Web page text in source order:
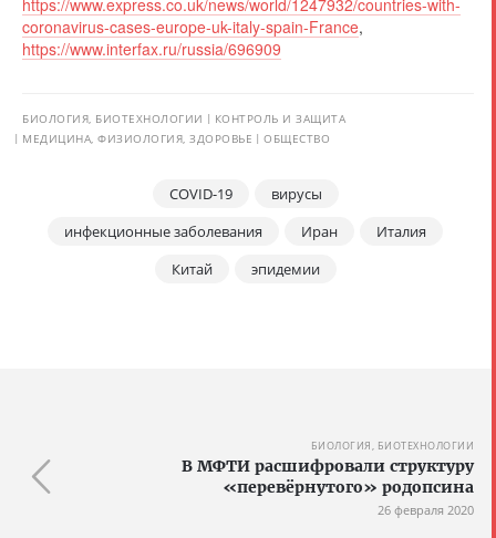
coronavirus-cases-europe-uk-italy-spain-France,
https://www.interfax.ru/russia/696909
БИОЛОГИЯ, БИОТЕХНОЛОГИИ
КОНТРОЛЬ И ЗАЩИТА
МЕДИЦИНА, ФИЗИОЛОГИЯ, ЗДОРОВЬЕ
ОБЩЕСТВО
COVID-19
вирусы
инфекционные заболевания
Иран
Италия
Китай
эпидемии
БИОЛОГИЯ, БИОТЕХНОЛОГИИ
В МФТИ расшифровали структуру
«перевёрнутого» родопсина
26 февраля 2020